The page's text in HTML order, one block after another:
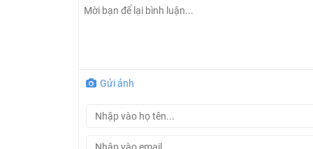
Gửi ảnh